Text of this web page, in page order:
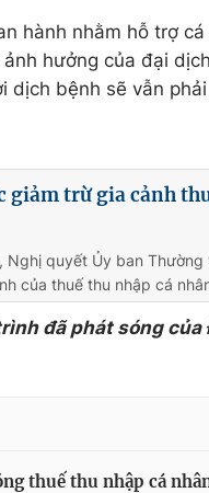
hành nhằm hỗ trợ
hưởng của đại
dịch bệnh sẽ vẫn
giảm trừ gia cảnh
Nghị quyết Ủy ban
của thuế thu nhập cá
đã phát sóng
thuế thu nhập cá